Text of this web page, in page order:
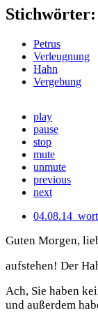
Stichwörter:
Petrus
Verleugnung
Hahn
Vergebung
play
pause
stop
mute
unmute
previous
next
Guten Morgen,
aufstehen! Der
Ach, Sie haben
und außerdem